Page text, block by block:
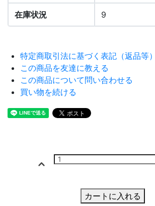
在庫状況 9
特定商取引法に基づく表記（返品等）
この商品を友達に教える
この商品について問い合わせる
買い物を続ける
カートに入れる